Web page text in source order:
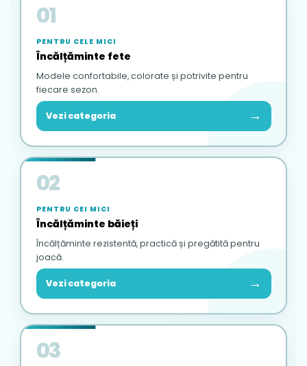
01
PENTRU CELE MICI
Încălțăminte fete
Modele confortabile, colorate și potrivite pentru
fiecare sezon.
Vezi categoria →
02
PENTRU CEI MICI
Încălțăminte băieți
Încălțăminte rezistentă, practică și pregătită pentru
joacă.
Vezi categoria →
03